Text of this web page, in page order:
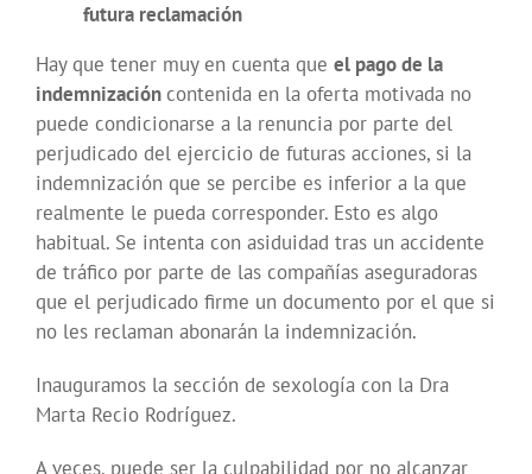
futura reclamación
Hay que tener muy en cuenta que el pago de la
indemnizacióncontenida en la oferta motivada no
puede condicionarse a la renuncia por parte del
perjudicado del ejercicio de futuras acciones, si la
indemnización que se percibe es inferior a la que
realmente le pueda corresponder. Esto es algo
habitual. Se intenta con asiduidad tras un accidente
de tráfico por parte de las compañías aseguradoras
que el perjudicado firme un documento por el que si
no les reclaman abonarán la indemnización.
Inauguramos la sección de sexología con la Dra
Marta Recio Rodríguez.
A veces, puede ser la culpabilidad por no alcanzar